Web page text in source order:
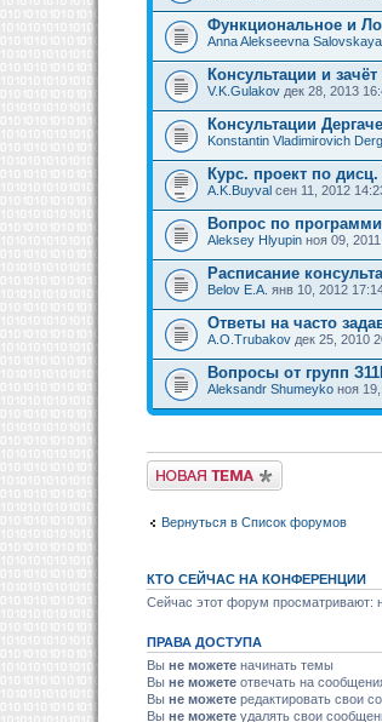
Функциональное и
Anna Alekseevna Salovskaya
Консультации и
V.K.Gulakov дек 28, 2013
Консультации
Konstantin Vladimirovich
Курс. проект по
A.K.Buyval сен 11, 2012
Вопрос по
Aleksey Hlyupin ноя 09,
Расписание
Belov E.A. янв 10, 2012
Ответы на часто
A.O.Trubakov дек 25, 2010
Вопросы от групп
Aleksandr Shumeyko ноя
Новая тема
Вернуться в Список форумов
КТО СЕЙЧАС НА КОНФЕРЕНЦИИ
Сейчас этот форум просматривают:
ПРАВА ДОСТУПА
Вы не можете начинать темы
Вы не можете отвечать на
Вы не можете редактировать свои
Вы не можете удалять свои